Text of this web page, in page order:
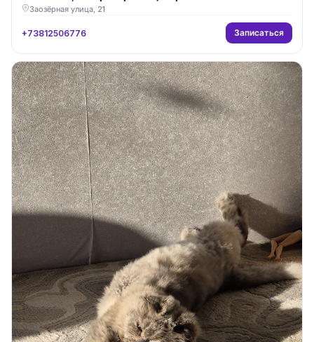
Заозёрная улица, 21
+73812506776 Записаться